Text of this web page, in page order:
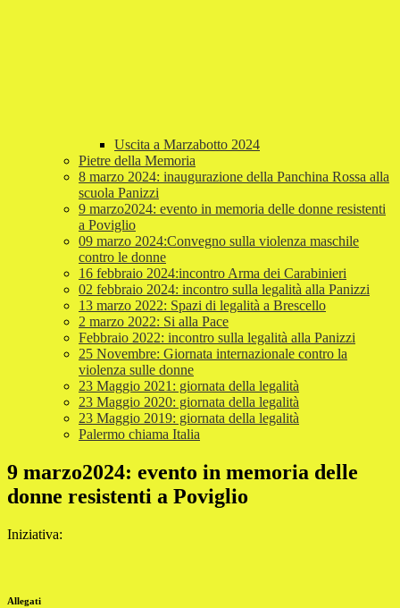
Uscita a Marzabotto 2024
Pietre della Memoria
8 marzo 2024: inaugurazione della Panchina Rossa alla
scuola Panizzi
9 marzo2024: evento in memoria delle donne resistenti
a Poviglio
09 marzo 2024:Convegno sulla violenza maschile
contro le donne
16 febbraio 2024:incontro Arma dei Carabinieri
02 febbraio 2024: incontro sulla legalità alla Panizzi
13 marzo 2022: Spazi di legalità a Brescello
2 marzo 2022: Si alla Pace
Febbraio 2022: incontro sulla legalità alla Panizzi
25 Novembre: Giornata internazionale contro la
violenza sulle donne
23 Maggio 2021: giornata della legalità
23 Maggio 2020: giornata della legalità
23 Maggio 2019: giornata della legalità
Palermo chiama Italia
9 marzo2024: evento in memoria delle
donne resistenti a Poviglio
Iniziativa:
Allegati